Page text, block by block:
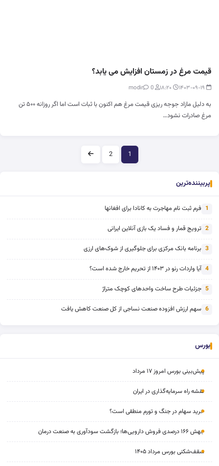
قیمت مرغ در زمستان افزایش می یابد؟
0
به دلیل مازاد جوجه ریزی قیمت مرغ هم اکنون با ثبات است اما اگر روزانه ۵۰۰ تن
مرغ صادرات نشود…
صفحه‌بندی
1
2
پربیننده‌ترین
1 فرم ثبت نام مهاجرت به کانادا برای افغانها
2 ترویج قمار و فساد یک بازی آنلاین ایرانی
3 برنامه بانک مرکزی برای جلوگیری از شوک‌های ارزی
4 آیا واردات رنو در ۱۴۰۳ از تحریم خارج شده است؟
5 جزئیات طرح ساخت واحدهای کوچک متراژ
6 سهم ارزش افزوده صنعت نساجی از کل صنعت کاهش یافت
بورس
پیش‌بینی بورس امروز ۱۷ مرداد
نقشه راه سرمایه‌گذاری در ایران
خرید سهام در جنگ و تورم منطقی است؟
جهش ۱۶۶ درصدی فروش دارویی‌ها؛ بازگشت سودآوری به صنعت درمان
سقف‌شکنی بورس مرداد ۱۴۰۵